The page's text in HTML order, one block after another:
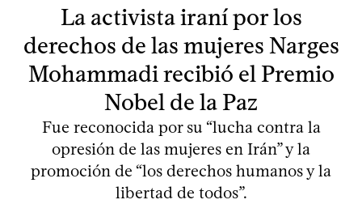
La activista iraní por los
derechos de las mujeres Narges
Mohammadi recibió el Premio
Nobel de la Paz
Fue reconocida por su “lucha contra la
opresión de las mujeres en Irán” y la
promoción de “los derechos humanos y la
libertad de todos”.